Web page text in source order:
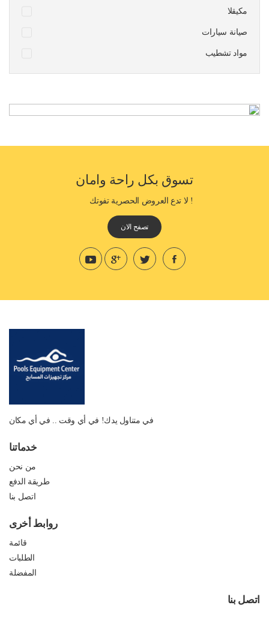
مكيقلا
صيانة سيارات
مواد تشطيب
تسوق بكل راحة وامان
! لا تدع العروض الحصرية تفوتك
تصفح الان
في متناول يدك! في أي وقت .. في أي مكان
خدماتنا
من نحن
طريقة الدفع
اتصل بنا
روابط أخرى
قائمة
الطلبات
المفضلة
اتصل بنا